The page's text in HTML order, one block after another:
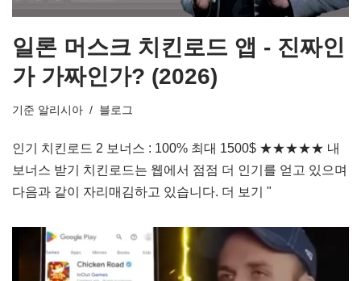
일론 머스크 치킨로드 앱 - 진짜인
가 가짜인가? (2026)
기준 알리시아 블로그
인기 치킨로드 2 보너스 : 100% 최대 1500$ ★★★★★ 내
보너스 받기 치킨로드는 웹에서 점점 더 인기를 얻고 있으며
다음과 같이 자리매김하고 있습니다. 더 보기 "